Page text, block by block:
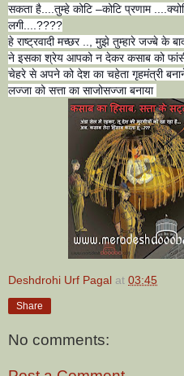
सकता है....तुम्हे कोटि –कोटि प्रणाम
लगी....????
हे राष्ट्रवादी मच्छर .., मुझे तुम्हारे जज्बे
ने इसका श्रेय आपको न देकर कसाब को
चेहरे से अपने को देश का चहेता गृहमंत्री
लज्जा को सत्ता का साजोसज्जा बनाया
Deshdrohi Urf Pagal at 03:45
Share
No comments: